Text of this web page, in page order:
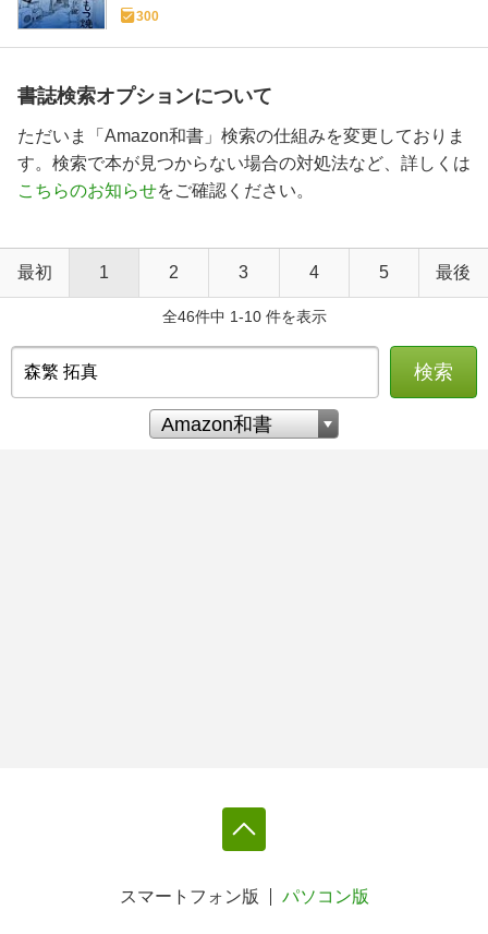
300
書誌検索オプションについて
ただいま「Amazon和書」検索の仕組みを変更しておりま
す。検索で本が見つからない場合の対処法など、詳しくは
こちらのお知らせをご確認ください。
最初 1 2 3 4 5 最後
全46件中 1-10 件を表示
検索
スマートフォン版 パソコン版